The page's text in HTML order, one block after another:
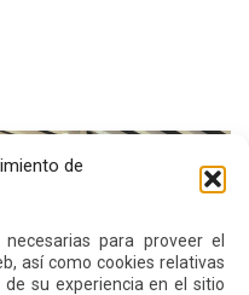
de
para proveer el
así como cookies relativas
su experiencia en el sitio